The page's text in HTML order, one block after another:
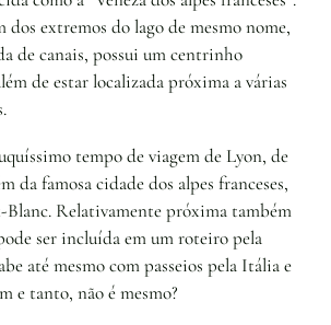
dos extremos do lago de mesmo nome,
de canais, possui um centrinho
de estar localizada próxima a várias
tempo de viagem de Lyon, de
da famosa cidade dos alpes franceses,
Relativamente próxima também
ser incluída em um roteiro pela
até mesmo com passeios pela Itália e
e tanto, não é mesmo?